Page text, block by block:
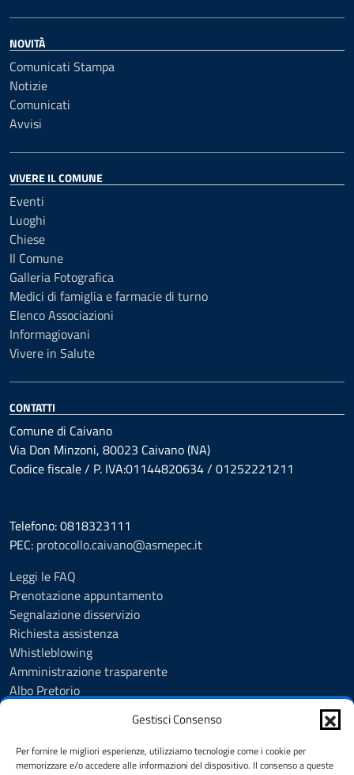
Gestisci Consenso
Per fornire le migliori esperienze, utilizziamo tecnologie come i cookie per
memorizzare e/o accedere alle informazioni del dispositivo. Il consenso a queste
NOVITÀ
Comunicati Stampa
Notizie
Comunicati
Avvisi
VIVERE IL COMUNE
Eventi
Luoghi
Chiese
Il Comune
Galleria Fotografica
Medici di famiglia e farmacie di turno
Elenco Associazioni
Informagiovani
Vivere in Salute
CONTATTI
Comune di Caivano
Via Don Minzoni, 80023 Caivano (NA)
Codice fiscale / P. IVA:01144820634 / 01252221211
Telefono: 0818323111
PEC: protocollo.caivano@asmepec.it
Leggi le FAQ
Prenotazione appuntamento
Segnalazione disservizio
Richiesta assistenza
Whistleblowing
Amministrazione trasparente
Albo Pretorio
Cookie Policy
Informativa privacy videosorveglianza urbana targhe